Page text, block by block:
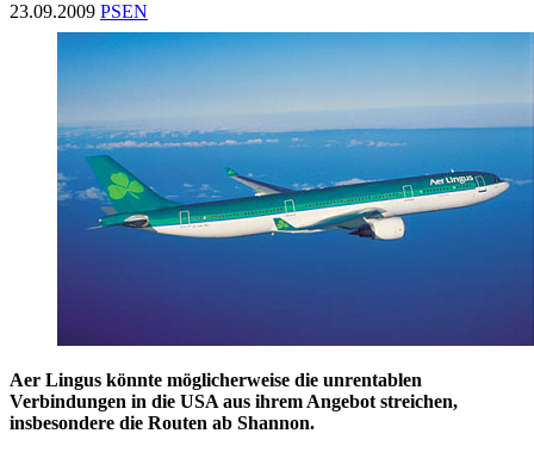
23.09.2009 PSEN
Aer Lingus könnte möglicherweise die unrentablen
Verbindungen in die USA aus ihrem Angebot streichen,
insbesondere die Routen ab Shannon.